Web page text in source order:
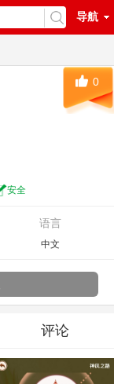
导航
安全
语言
中文
0
评论